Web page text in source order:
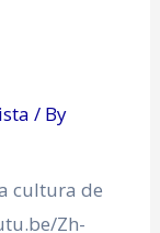
/ By
cultura de
Zh-